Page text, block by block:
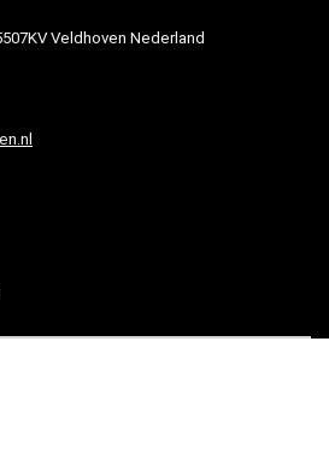
Veldhoven Nederland